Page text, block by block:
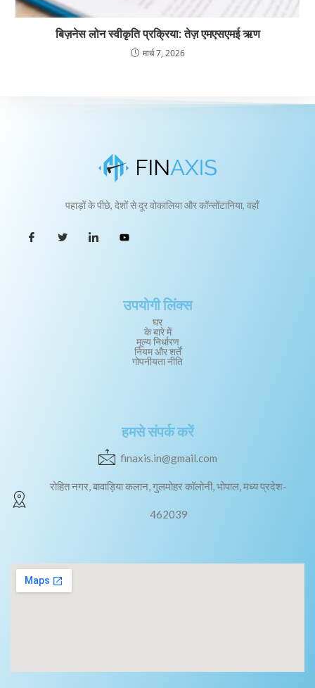
बिज़नेस लोन स्वीकृति प्रक्रिया: तेज़ एमएसएमई ऋण
मार्च 7, 2026
पहाड़ों के पीछे, देशों से दूर वोकालिया और कॉन्सोंटानिया, वहाँ
उपयोगी लिंक्स
घर
के बारे में
मूल्य निर्धारण
नियम और शर्तें
गोपनीयता नीति
हमसे संपर्क करें
finaxis.in@gmail.com
रोहित नगर, बावाड़िया कलान, गुलमोहर कॉलोनी, भोपाल, मध्य प्रदेश-
462039